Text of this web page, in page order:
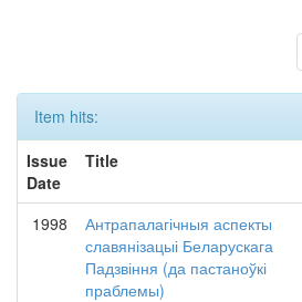
Item hits:
Issue
Date
Title
1998
Антрапалагічныя аспекты
славянізацыі Беларускага
Падзвіння (да пастаноўкі
праблемы)